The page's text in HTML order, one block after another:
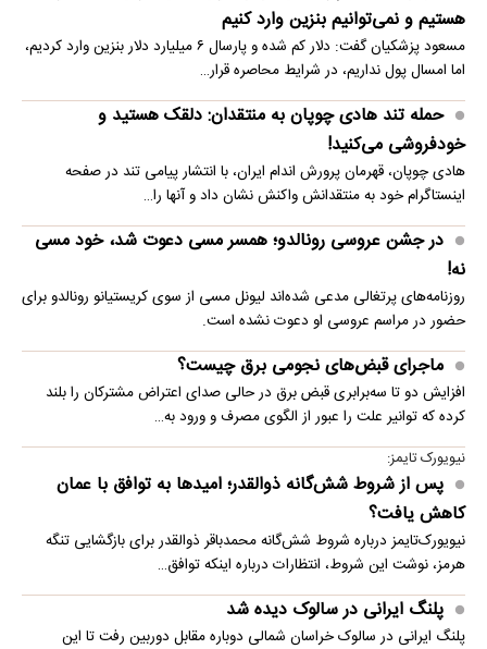
هستیم و نمی‌توانیم بنزین وارد کنیم
مسعود پزشکیان گفت: دلار کم شده و پارسال ۶ میلیارد دلار بنزین وارد کردیم،
اما امسال پول نداریم، در شرایط محاصره قرار…
حمله تند هادی چوپان به منتقدان: دلقک هستید و
خودفروشی می‌کنید!
هادی چوپان، قهرمان پرورش اندام ایران، با انتشار پیامی تند در صفحه
اینستاگرام خود به منتقدانش واکنش نشان داد و آنها را…
در جشن عروسی رونالدو؛ همسر مسی دعوت شد، خود مسی
نه!
روزنامه‌های پرتغالی مدعی شده‌اند لیونل مسی از سوی کریستیانو رونالدو برای
حضور در مراسم عروسی او دعوت نشده است.
ماجرای قبض‌های نجومی برق چیست؟
افزایش دو تا سه‌برابری قبض برق در حالی صدای اعتراض مشترکان را بلند
کرده که توانیر علت را عبور از الگوی مصرف و ورود به…
نیویورک تایمز:
پس از شروط شش‌گانه ذوالقدر؛ امیدها به توافق با عمان
کاهش یافت؟
نیویورک‌تایمز درباره شروط شش‌گانه محمدباقر ذوالقدر برای بازگشایی تنگه
هرمز، نوشت این شروط، انتظارات درباره اینکه توافق…
پلنگ ایرانی در سالوک دیده شد
پلنگ ایرانی در سالوک خراسان شمالی دوباره مقابل دوربین رفت تا این